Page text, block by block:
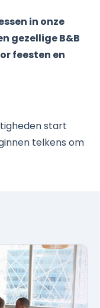
in onze
gezellige B&B
feesten en
start
telkens om